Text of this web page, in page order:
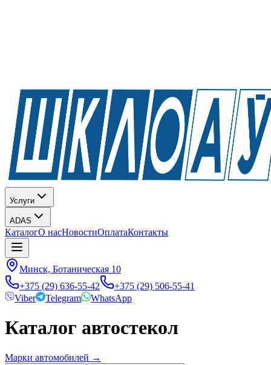
Услуги
ADAS
КаталогО насНовостиОплатаКонтакты
Минск, Ботаническая 10
+375 (29) 636-55-42
+375 (29) 506-55-41
Viber
Telegram WhatsApp
Каталог автостекол
Марки автомобилей →